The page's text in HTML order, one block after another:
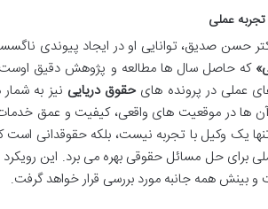
عملی
حسن صدیق، توانایی او در ایجاد پیوندی
که حاصل سال ها مطالعه و پژوهش دقیق اوست،
عملی در پرونده هایحقوق دریایی نیز به
آن ها در موقعیت های واقعی، کیفیت و عمق
یک وکیل با تجربه نیست، بلکه حقوقدانی
برای حل مسائل حقوقی بهره می برد. این
و بینش همه جانبه مورد بررسی قرار خواهد گرفت.